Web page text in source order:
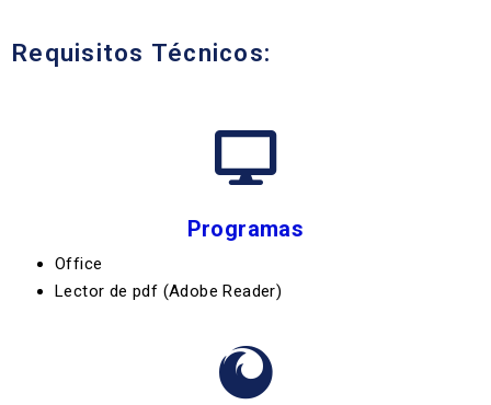
Requisitos Técnicos:
Programas
Office
Lector de pdf (Adobe Reader)